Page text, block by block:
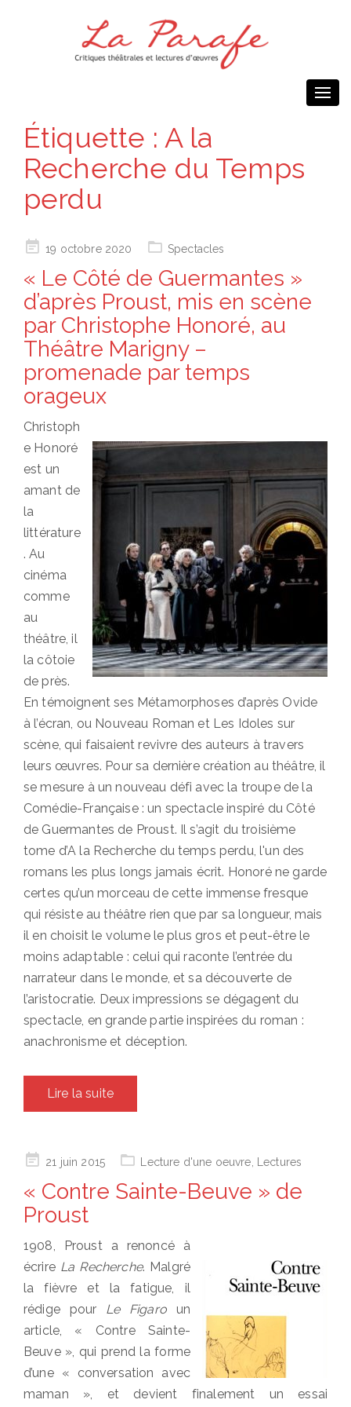
Étiquette : A la
Recherche du Temps
perdu
Posted19 octobre 2020 Spectacles
« Le Côté de Guermantes »
d’après Proust, mis en scène
par Christophe Honoré, au
Théâtre Marigny –
promenade par temps
orageux
Christoph
e Honoré
est un
amant de
la
littérature
. Au
cinéma
comme
au
théâtre, il
la côtoie
de près.
En témoignent ses Métamorphoses d’après Ovide
à l’écran, ou Nouveau Roman et Les Idoles sur
scène, qui faisaient revivre des auteurs à travers
leurs œuvres. Pour sa dernière création au théâtre, il
se mesure à un nouveau défi avec la troupe de la
Comédie-Française : un spectacle inspiré du Côté
de Guermantes de Proust. Il s’agit du troisième
tome d’A la Recherche du temps perdu, l'un des
romans les plus longs jamais écrit. Honoré ne garde
certes qu’un morceau de cette immense fresque
qui résiste au théâtre rien que par sa longueur, mais
il en choisit le volume le plus gros et peut-être le
moins adaptable : celui qui raconte l’entrée du
narrateur dans le monde, et sa découverte de
l’aristocratie. Deux impressions se dégagent du
spectacle, en grande partie inspirées du roman :
anachronisme et déception.
Lire la suite
Posted21 juin 2015 Lecture d'une oeuvre Lectures
« Contre Sainte-Beuve » de
Proust
1908, Proust a renoncé à
écrire La Recherche. Malgré
la fièvre et la fatigue, il
rédige pour Le Figaroun
article, « Contre Sainte-
Beuve », qui prend la forme
d’une « conversation avec
maman », et devient finalement un essai